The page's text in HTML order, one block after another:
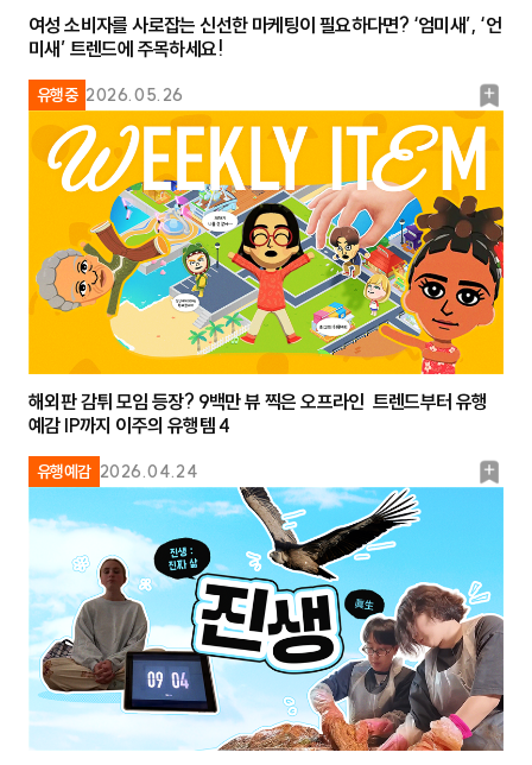
유행중 2026.05.26
북
마
여성 소비자를 사로잡는 신선한 마케팅이 필요하다면? ‘엄미새’, ‘언
미새’ 트렌드에 주목하세요!
유행예감 2026.04.24
북
해외판 감튀 모임 등장? 9백만 뷰 찍은 오프라인 트렌드부터 유행
예감 IP까지 이주의 유행템 4